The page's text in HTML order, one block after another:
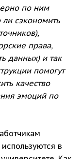
по ним
сэкономить
права,
данных) и так
помогут
качество
эмоций по
в